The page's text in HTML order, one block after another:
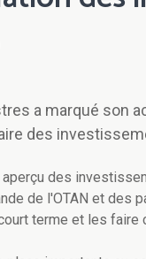
a marqué son
des
aperçu des
de l'OTAN et des
terme et les faire